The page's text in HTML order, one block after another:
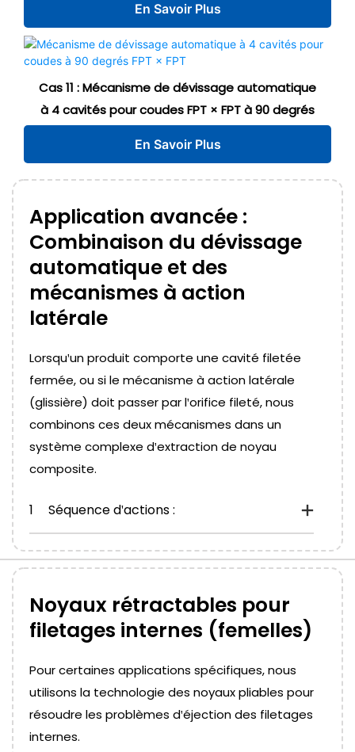
En Savoir Plus
Cas 11 : Mécanisme de dévissage automatique
à 4 cavités pour coudes FPT × FPT à 90 degrés
En Savoir Plus
Application avancée :
Combinaison du dévissage
automatique et des
mécanismes à action
latérale
Lorsqu'un produit comporte une cavité filetée
fermée, ou si le mécanisme à action latérale
(glissière) doit passer par l'orifice fileté, nous
combinons ces deux mécanismes dans un
système complexe d'extraction de noyau
composite.
1 Séquence d'actions :
Noyaux rétractables pour
filetages internes (femelles)
Pour certaines applications spécifiques, nous
utilisons la technologie des noyaux pliables pour
résoudre les problèmes d'éjection des filetages
internes.